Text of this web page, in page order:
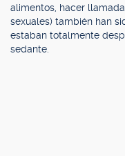
alimentos, hacer
sexuales) también han
estaban totalmente
sedante.